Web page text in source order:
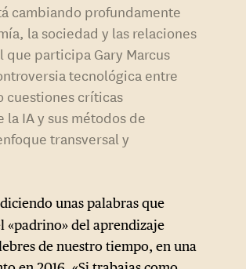
cambiando profundamente
la sociedad y las relaciones
participa Gary Marcus
tecnológica entre
cuestiones críticas
IA y sus métodos de
transversal y
unas palabras que
«padrino» del aprendizaje
de nuestro tiempo, en una